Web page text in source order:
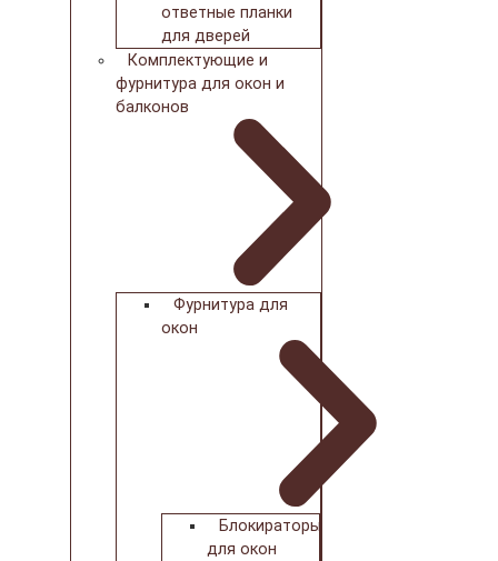
ответные планки
для дверей
Комплектующие и
фурнитура для окон и
балконов
Фурнитура для
окон
Блокираторы
для окон